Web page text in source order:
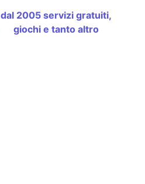
dal 2005 servizi gratuiti,
giochi e tanto altro